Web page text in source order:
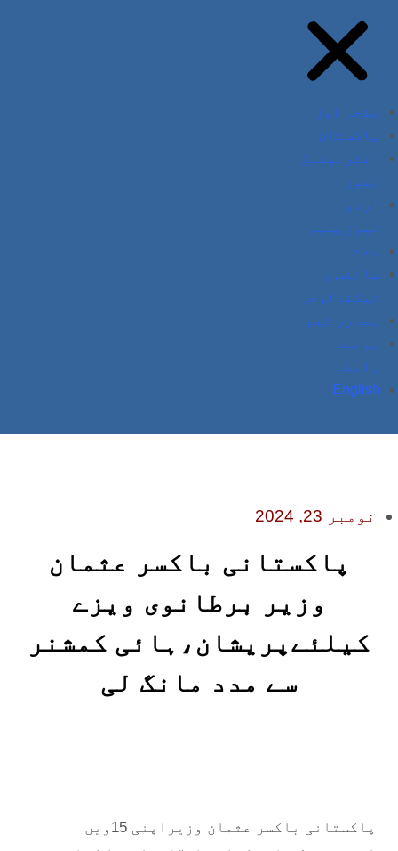
صفحہ اول
پاکستان
انٹرنیشنل
نیوز
اردو
نیوزپیپر
صحت
سائنس و
ٹیکنالوجی
ہماری ٹیم
ہم سے
رابطہ
English
نومبر 23, 2024
پاکستانی باکسر عثمان
وزیر برطانوی ویزے
کیلئےپریشان،ہائی کمشنر
سے مدد مانگ لی
پاکستانی باکسر عثمان وزیراپنی 15ویں